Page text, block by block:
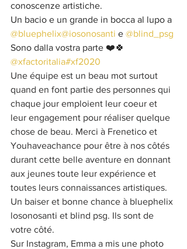
conoscenze artistiche.
Un bacio e un grande in bocca al lupo a
@bluephelix@iosonosanti e @blind_psg
Sono dalla vostra parte ❤️🍀
@xfactoritalia#xf2020
Une équipe est un beau mot surtout
quand en font partie des personnes qui
chaque jour emploient leur coeur et
leur engagement pour réaliser quelque
chose de beau. Merci à Frenetico et
Youhaveachance pour être à nos côtés
durant cette belle aventure en donnant
aux jeunes toute leur expérience et
toutes leurs connaissances artistiques.
Un baiser et bonne chance à bluephelix
losonosanti et blind psg. Ils sont de
votre côté.
Sur Instagram, Emma a mis une photo